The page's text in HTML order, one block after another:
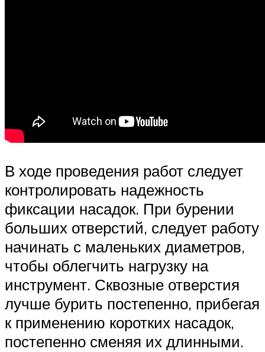
В ходе проведения работ следует
контролировать надежность
фиксации насадок. При бурении
больших отверстий, следует работу
начинать с маленьких диаметров,
чтобы облегчить нагрузку на
инструмент. Сквозные отверстия
лучше бурить постепенно, прибегая
к применению коротких насадок,
постепенно сменяя их длинными.